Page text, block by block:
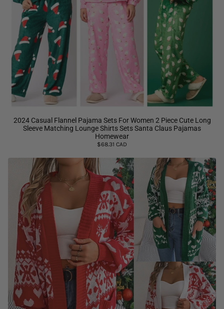
2024 Casual Flannel Pajama Sets For Women 2 Piece Cute Long
Sleeve Matching Lounge Shirts Sets Santa Claus Pajamas
Homewear
$68.31 CAD